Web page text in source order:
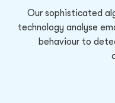
Our sophisticated
technology analyse
behaviour to